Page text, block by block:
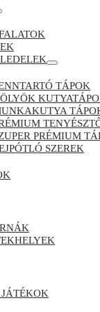
TÁPOK
PRÉMIUM
SZEREK
JÁTÉKOK